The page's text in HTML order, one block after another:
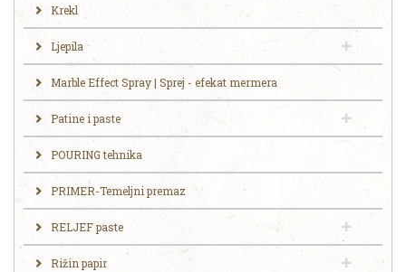
Krekl
Ljepila
Marble Effect Spray | Sprej - efekat mermera
Patine i paste
POURING tehnika
PRIMER-Temeljni premaz
RELJEF paste
Rižin papir